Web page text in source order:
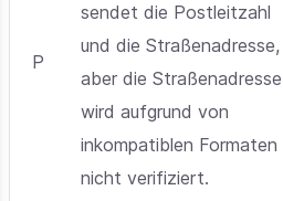
P
sendet die Postleitzahl
und die Straßenadresse,
aber die Straßenadresse
wird aufgrund von
inkompatiblen Formaten
nicht verifiziert.